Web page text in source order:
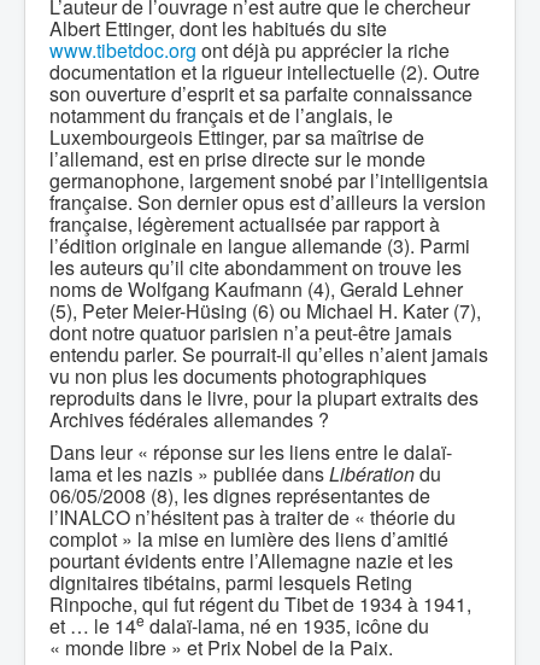
L’auteur de l’ouvrage n’est autre que le chercheur
Albert Ettinger, dont les habitués du site
www.tibetdoc.org ont déjà pu apprécier la riche
documentation et la rigueur intellectuelle (2). Outre
son ouverture d’esprit et sa parfaite connaissance
notamment du français et de l’anglais, le
Luxembourgeois Ettinger, par sa maîtrise de
l’allemand, est en prise directe sur le monde
germanophone, largement snobé par l’intelligentsia
française. Son dernier opus est d’ailleurs la version
française, légèrement actualisée par rapport à
l’édition originale en langue allemande (3). Parmi
les auteurs qu’il cite abondamment on trouve les
noms de Wolfgang Kaufmann (4), Gerald Lehner
(5), Peter Meier-Hüsing (6) ou Michael H. Kater (7),
dont notre quatuor parisien n’a peut-être jamais
entendu parler. Se pourrait-il qu’elles n’aient jamais
vu non plus les documents photographiques
reproduits dans le livre, pour la plupart extraits des
Archives fédérales allemandes ?
Dans leur « réponse sur les liens entre le dalaï-
lama et les nazis » publiée dansLibérationdu
06/05/2008 (8), les dignes représentantes de
l’INALCO n’hésitent pas à traiter de « théorie du
complot » la mise en lumière des liens d’amitié
pourtant évidents entre l’Allemagne nazie et les
dignitaires tibétains, parmi lesquels Reting
Rinpoche, qui fut régent du Tibet de 1934 à 1941,
et … le 14e dalaï-lama, né en 1935, icône du
« monde libre » et Prix Nobel de la Paix.